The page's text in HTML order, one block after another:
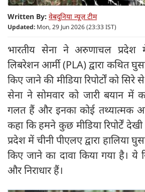
Written By: वेबदुनिया न्यूज़ टीम
Updated: Mon, 29 Jun 2026 (23:33 IST)
भारतीय सेना ने अरुणाचल प्रदेश
लिबरेशन आर्मी (PLA) द्वारा कथित
किए जाने की मीडिया रिपोर्टों को सिरे
सेना ने सोमवार को जारी बयान में
गलत हैं और इनका कोई तथ्यात्मक
कहा कि हमने कुछ मीडिया रिपोर्टें
प्रदेश में चीनी पीएलए द्वारा हालिया
किए जाने का दावा किया गया है। ये
और निराधार हैं।